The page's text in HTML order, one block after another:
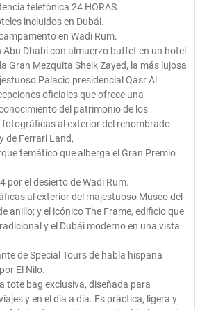
telefónica 24 HORAS.
incluidos en Dubái.
en Wadi Rum.
Abu Dhabi con almuerzo buffet en un hotel
Gran Mezquita Sheik Zayed, la más lujosa
Palacio presidencial Qasr Al
oficiales que ofrece una
del patrimonio de los
al exterior del renombrado
de Ferrari Land,
temático que alberga el Gran Premio
por el desierto de Wadi Rum.
al exterior del majestuoso Museo del
anillo; y el icónico The Frame, edificio que
y el Dubái moderno en una vista
de Special Tours de habla hispana
El Nilo.
tote bag exclusiva, diseñada para
y en el día a día. Es práctica, ligera y